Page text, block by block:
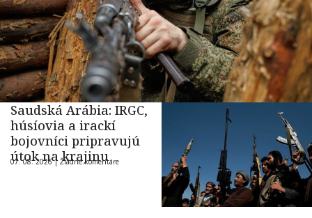
Saudská Arábia: IRGC,
húsíovia a irackí
bojovníci pripravujú
útok na krajinu
07. 08. 2026 |Žiadne komentáre